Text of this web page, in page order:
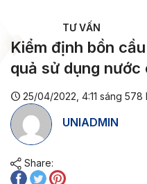
TƯ VẤN
Kiểm định bồn
quả sử dụng nước
25/04/2022, 4:11 sáng 578
UNIADMIN
Share: